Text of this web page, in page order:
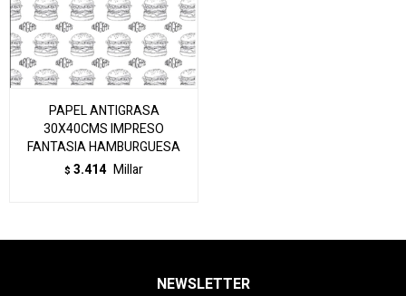
PAPEL ANTIGRASA
30X40CMS IMPRESO
FANTASIA HAMBURGUESA
$ 3.414 Millar
NEWSLETTER